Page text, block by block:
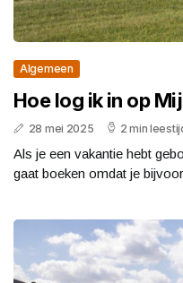
Algemeen
Hoe log ik in op
28 mei 2025 2 min
Als je een vakantie hebt
gaat boeken omdat je